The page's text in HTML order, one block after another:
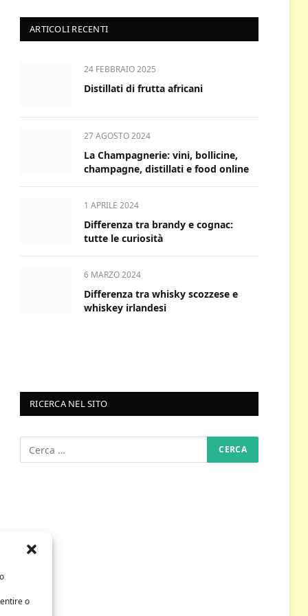
o
ARTICOLI RECENTI
24 FEBBRAIO 2025
Distillati di frutta africani
27 AGOSTO 2024
La Champagnerie: vini, bollicine,
champagne, distillati e food online
1 APRILE 2024
Differenza tra brandy e cognac:
tutte le curiosità
6 MARZO 2024
Differenza tra whisky scozzese e
whiskey irlandesi
RICERCA NEL SITO